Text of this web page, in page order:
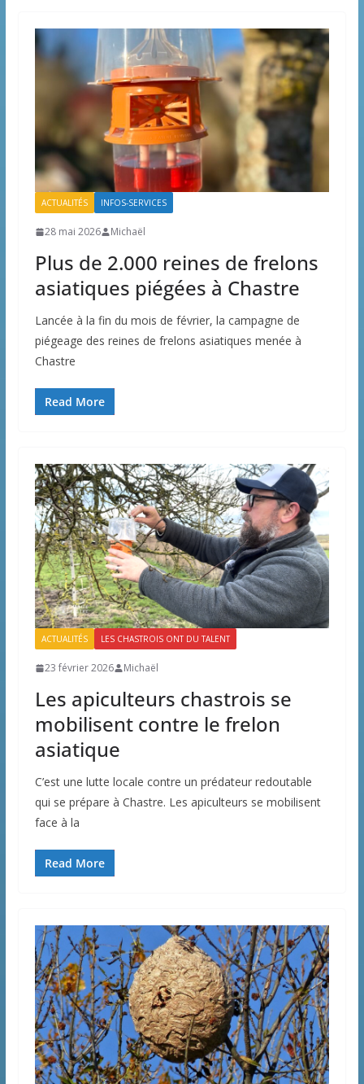
ACTUALITÉS INFOS-SERVICES
28 mai 2026 Michaël
Plus de 2.000 reines de frelons
asiatiques piégées à Chastre
Lancée à la fin du mois de février, la campagne de
piégeage des reines de frelons asiatiques menée à
Chastre
Read More
ACTUALITÉS LES CHASTROIS ONT DU TALENT
23 février 2026 Michaël
Les apiculteurs chastrois se
mobilisent contre le frelon
asiatique
C’est une lutte locale contre un prédateur redoutable
qui se prépare à Chastre. Les apiculteurs se mobilisent
face à la
Read More